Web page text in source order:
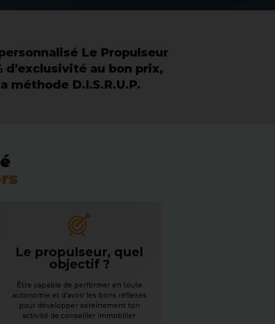
Le Propulseur
d’exclusivité au bon prix,
méthode D.I.S.R.U.P.
Le propulseur, quel
objectif ?
Être capable de performer en toute
autonomie et d’avoir les bons réflexes
pour développer sereinement ton
activité de conseiller immobilier.